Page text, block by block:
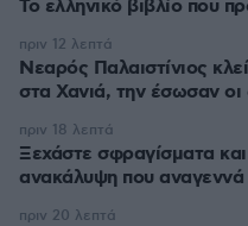
Το ελληνικό βιβλίο που
Νεαρός Παλαιστίνιος
στα Χανιά, την έσωσαν
πριν 12 λεπτά
Ξεχάστε σφραγίσματα
ανακάλυψη που
πριν 18 λεπτά
πριν 20 λεπτά